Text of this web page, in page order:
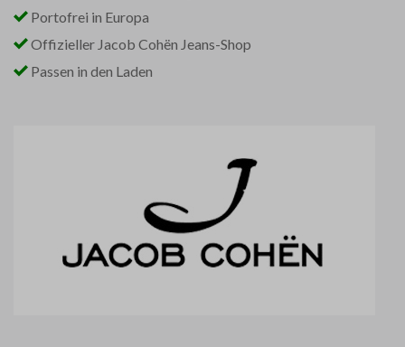
Portofrei in Europa
Offizieller Jacob Cohën Jeans-Shop
Passen in den Laden